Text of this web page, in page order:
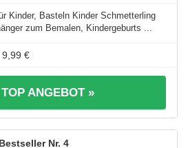
Kinder, Basteln Kinder Schmetterling
zum Bemalen, Kindergeburts ...
9,99 €
ANGEBOT »
4